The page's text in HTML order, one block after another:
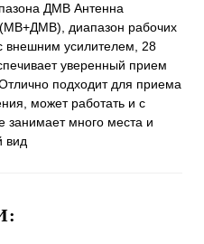
ДМВ Антенна
диапазон рабочих
внешним усилителем, 28
уверенный прием
подходит для приема
может работать и с
занимает много места и
вид